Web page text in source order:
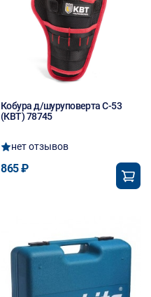
Кобура д/шуруповерта С-53
(КВТ) 78745
нет отзывов
865 ₽